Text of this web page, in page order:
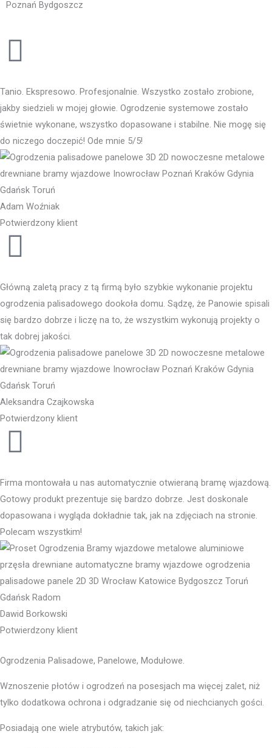
Tanio. Ekspresowo. Profesjonalnie. Wszystko zostało zrobione,
jakby siedzieli w mojej głowie. Ogrodzenie systemowe zostało
świetnie wykonane, wszystko dopasowane i stabilne. Nie mogę się
do niczego doczepić! Ode mnie 5/5!
Adam Woźniak
Potwierdzony klient
Główną zaletą pracy z tą firmą było szybkie wykonanie projektu
ogrodzenia palisadowego dookoła domu. Sądzę, że Panowie spisali
się bardzo dobrze i liczę na to, że wszystkim wykonują projekty o
tak dobrej jakości.
Aleksandra Czajkowska
Potwierdzony klient
Firma montowała u nas automatycznie otwieraną bramę wjazdową.
Gotowy produkt prezentuje się bardzo dobrze. Jest doskonale
dopasowana i wygląda dokładnie tak, jak na zdjęciach na stronie.
Polecam wszystkim!
Dawid Borkowski
Potwierdzony klient
Ogrodzenia Palisadowe, Panelowe, Modułowe.
Wznoszenie płotów i ogrodzeń na posesjach ma więcej zalet, niż
tylko dodatkowa ochrona i odgradzanie się od niechcianych gości.
Posiadają one wiele atrybutów, takich jak: